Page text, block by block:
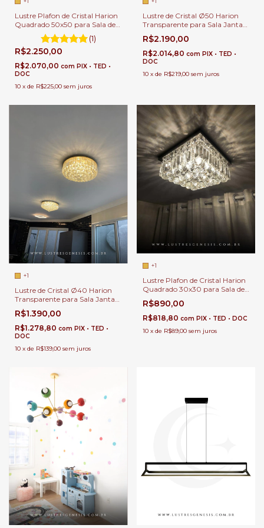
Lustre Plafon de Cristal Harion
Quadrado 50x50 para Sala de
Jantar | Sala de Estar | Quartos
| Hall de Entrada
(1)
R$2.250,00
R$2.070,00 com PIX • TED •
DOC
10 x de R$225,00 sem juros
Lustre de Cristal Ø50 Harion
Transparente para Sala Jantar |
Sala de Estar | Hall de Entrada |
Quartos
R$2.190,00
R$2.014,80 com PIX • TED •
DOC
10 x de R$219,00 sem juros
+1
Lustre de Cristal Ø40 Harion
Transparente para Sala Jantar |
Sala de Estar | Hall de Entrada |
Quartos
R$1.390,00
R$1.278,80 com PIX • TED •
DOC
10 x de R$139,00 sem juros
+1
Lustre Plafon de Cristal Harion
Quadrado 30x30 para Sala de
Jantar | Sala de Estar | Quartos
| Hall de Entrada
R$890,00
R$818,80 com PIX • TED • DOC
10 x de R$89,00 sem juros